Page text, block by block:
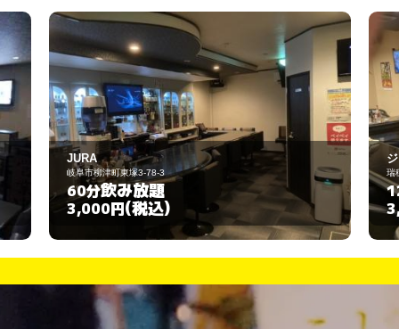
ジュエル
瑞穂市生津内宮町2丁目82
120分飲み放題
3,000円(税込)